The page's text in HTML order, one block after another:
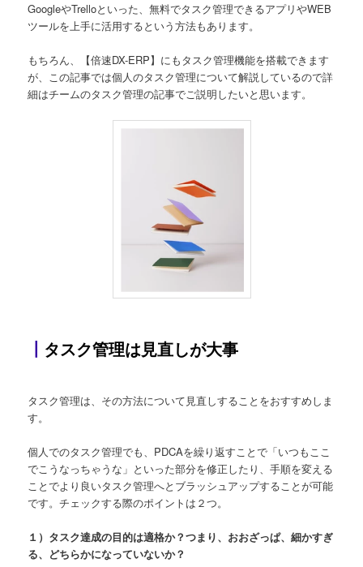
GoogleやTrelloといった、無料でタスク管理できるアプリやWEB
ツールを上手に活用するという方法もあります。
もちろん、【倍速DX-ERP】にもタスク管理機能を搭載できます
が、この記事では個人のタスク管理について解説しているので詳
細はチームのタスク管理の記事でご説明したいと思います。
┃ タスク管理は見直しが大事
タスク管理は、その方法について見直しすることをおすすめしま
す。
個人でのタスク管理でも、PDCAを繰り返すことで「いつもここ
でこうなっちゃうな」といった部分を修正したり、手順を変える
ことでより良いタスク管理へとブラッシュアップすることが可能
です。チェックする際のポイントは２つ。
１）タスク達成の目的は適格か？つまり、おおざっぱ、細かすぎ
る、どちらかになっていないか？